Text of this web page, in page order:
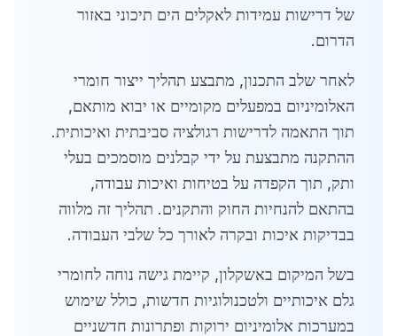
של דרישות עמידות לאקלים הים תיכוני באזור
הדרום.
לאחר שלב התכנון, מתבצע תהליך ייצור חומרי
האלומיניום במפעלים מקומיים או יבוא מותאם,
תוך התאמה לדרישות רגולציה סביבתית ואיכותית.
ההתקנה מתבצעת על ידי קבלנים מוסמכים בעלי
ותק, תוך הקפדה על בטיחות ואיכות עבודה,
בהתאם להנחיות החוק והתקנים. תהליך זה מלווה
בבדיקות איכות ובקרה לאורך כל שלבי העבודה.
בשל המיקום באשקלון, קיימת גישה נוחה לחומרי
גלם איכותיים ולטכנולוגיות חדשות, כולל שימוש
במערכות אלומיניום ירוקות ופתרונות חדשניים